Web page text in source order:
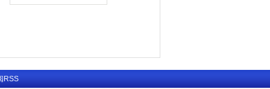
RSS